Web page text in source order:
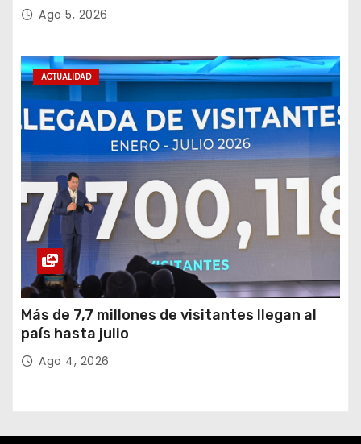
Ago 5, 2026
ACTUALIDAD
Más de 7,7 millones de visitantes llegan al
país hasta julio
Ago 4, 2026